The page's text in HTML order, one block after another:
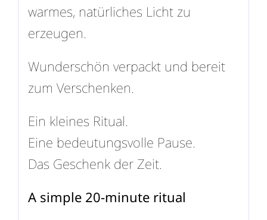
warmes, natürliches Licht zu
erzeugen.
Wunderschön verpackt und bereit
zum Verschenken.
Ein kleines Ritual.
Eine bedeutungsvolle Pause.
Das Geschenk der Zeit.
A simple 20-minute ritual